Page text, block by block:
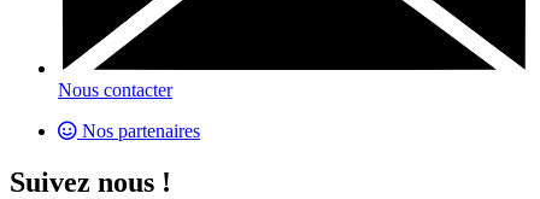
Nous contacter
Nos partenaires
Suivez nous !